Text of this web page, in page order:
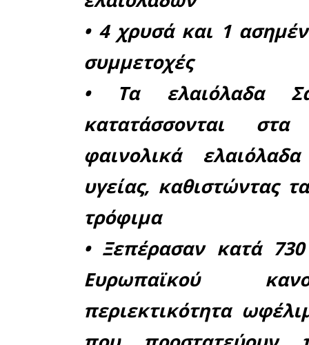
Μοιράσου το άρθρο:
Facebook
Για την υψηλή
ουσίες